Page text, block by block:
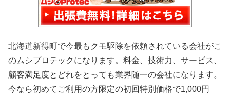
北海道新得町で今最もクモ駆除を依頼されている会社がこ
のムシプロテックになります。料金、技術力、サービス、
顧客満足度とどれをとっても業界随一の会社になります。
今なら初めてご利用の方限定の初回特別価格で1,000円